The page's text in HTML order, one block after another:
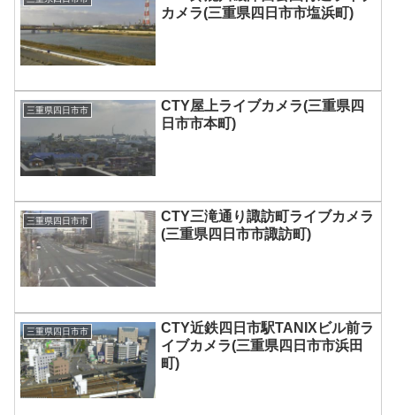
カメラ(三重県四日市市塩浜町)
三重県四日市市
CTY屋上ライブカメラ(三重県四
日市市本町)
三重県四日市市
CTY三滝通り諏訪町ライブカメラ
(三重県四日市市諏訪町)
三重県四日市市
CTY近鉄四日市駅TANIXビル前ラ
イブカメラ(三重県四日市市浜田
町)